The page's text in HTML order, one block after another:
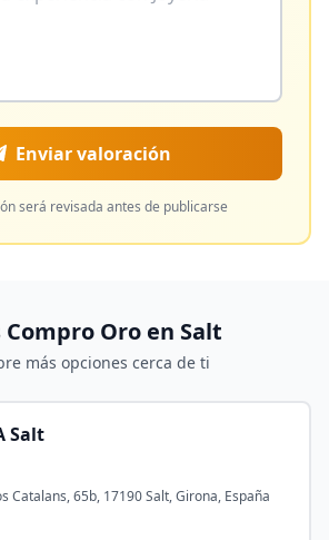
Enviar valoración
será revisada antes de publicarse
Oro en Salt
más opciones cerca de ti
Salt
Catalans, 65b, 17190 Salt, Girona, España